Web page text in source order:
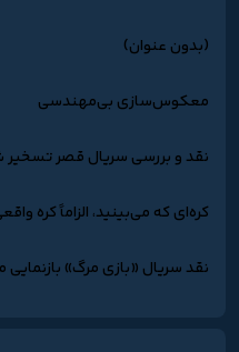
(بدون عنوان)
معکوس‌سازی بی‌مهندسی
نقد و بررسی سریال قصر تسخیر
کره‌ای که می‌بینید، الزاماً کره
نقد سریال «بازی مرگ» بازنمایی